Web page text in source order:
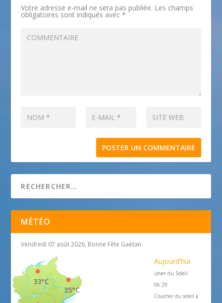
Votre adresse e-mail ne sera pas publiée. Les champs
obligatoires sont indiqués avec*
MÉTÉO
Vendredi 07 août 2026, Bonne Fête Gaétan
35°C
33°C
Aujourd'hui
Lever du Soleil
06:29
Coucher du soleil à